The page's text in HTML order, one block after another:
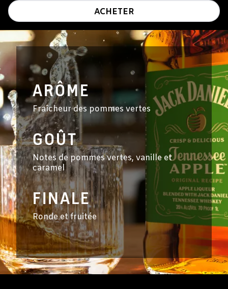
ACHETER
ARÔME
Fraîcheur des pommes vertes
GOÛT
Notes de pommes vertes, vanille et
caramel
FINALE
Ronde et fruitée